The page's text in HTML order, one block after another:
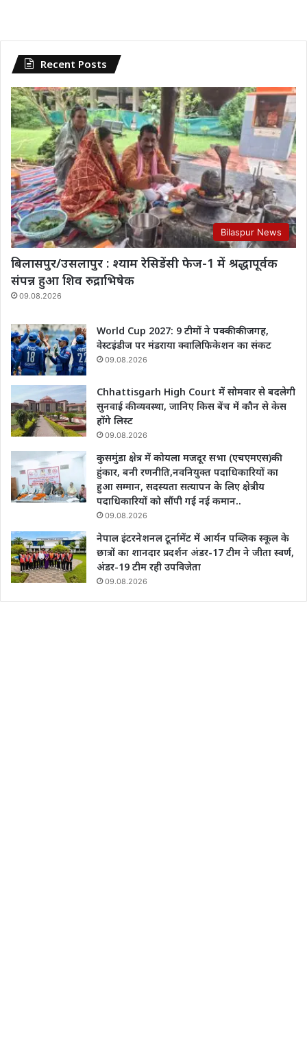
Recent Posts
Bilaspur News
बिलासपुर/उसलापुर : श्याम रेसिडेंसी फेज-1 में श्रद्धापूर्वक
संपन्न हुआ शिव रुद्राभिषेक
09.08.2026
World Cup 2027: 9 टीमों ने पक्की की जगह,
वेस्टइंडीज पर मंडराया क्वालिफिकेशन का संकट
09.08.2026
Chhattisgarh High Court में सोमवार से बदलेगी
सुनवाई की व्यवस्था, जानिए किस बेंच में कौन से केस
होंगे लिस्ट
09.08.2026
कुसमुंडा क्षेत्र में कोयला मजदूर सभा (एचएमएस)की
हुंकार, बनी रणनीति,नवनियुक्त पदाधिकारियों का
हुआ सम्मान, सदस्यता सत्यापन के लिए क्षेत्रीय
पदाधिकारियों को सौंपी गई नई कमान..
09.08.2026
नेपाल इंटरनेशनल टूर्नामेंट में आर्यन पब्लिक स्कूल के
छात्रों का शानदार प्रदर्शन अंडर-17 टीम ने जीता स्वर्ण,
अंडर-19 टीम रही उपविजेता
09.08.2026